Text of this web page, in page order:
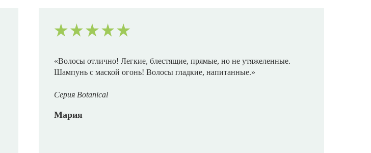
«Волосы отлично! Легкие, блестящие, прямые, но не утяжеленные.
Шампунь с маской огонь! Волосы гладкие, напитанные.»
Серия Botanical
Мария